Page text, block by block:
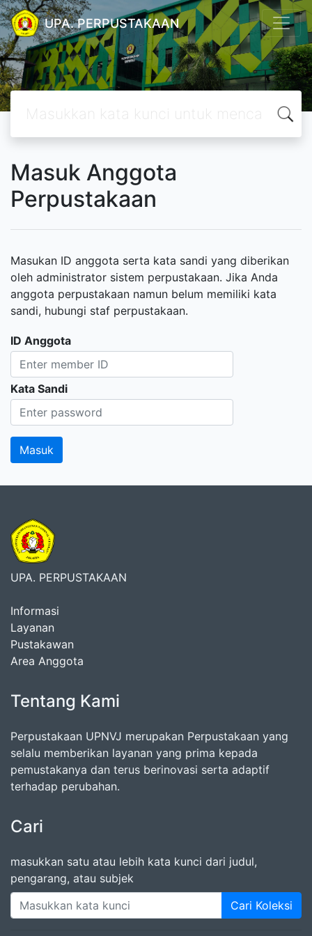
UPA. PERPUSTAKAAN
Masuk Anggota
Perpustakaan
Masukan ID anggota serta kata sandi yang diberikan
oleh administrator sistem perpustakaan. Jika Anda
anggota perpustakaan namun belum memiliki kata
sandi, hubungi staf perpustakaan.
ID Anggota
Kata Sandi
UPA. PERPUSTAKAAN
Informasi
Layanan
Pustakawan
Area Anggota
Tentang Kami
Perpustakaan UPNVJ merupakan Perpustakaan yang
selalu memberikan layanan yang prima kepada
pemustakanya dan terus berinovasi serta adaptif
terhadap perubahan.
Cari
masukkan satu atau lebih kata kunci dari judul,
pengarang, atau subjek
Cari Koleksi